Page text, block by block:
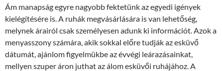
Ám manapság egyre nagyobb fektetünk az egyedi igények
kielégítésére is. A ruhák megvásárlására is van lehetőség,
melynek árairól csak személyesen adunk ki információt. Azok a
menyasszony számára, akik sokkal előre tudják az esküvő
dátumát, ajánlom figyelmükbe az évvégi leárazásainkat,
mellyen szuper áron juthat az álom esküvői ruhájához. A